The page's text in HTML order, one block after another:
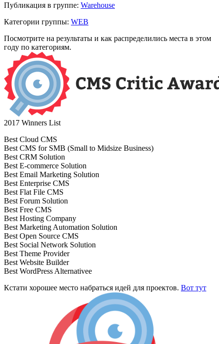
Публикация в группе: Warehouse
Категории группы: WEB
Посмотрите на результаты и как распределились места в этом
году по категориям.
2017 Winners List
Best Cloud CMS
Best CMS for SMB (Small to Midsize Business)
Best CRM Solution
Best E-commerce Solution
Best Email Marketing Solution
Best Enterprise CMS
Best Flat File CMS
Best Forum Solution
Best Free CMS
Best Hosting Company
Best Marketing Automation Solution
Best Open Source CMS
Best Social Network Solution
Best Theme Provider
Best Website Builder
Best WordPress Alternativee
Кстати хорошее место набраться идей для проектов. Вот тут